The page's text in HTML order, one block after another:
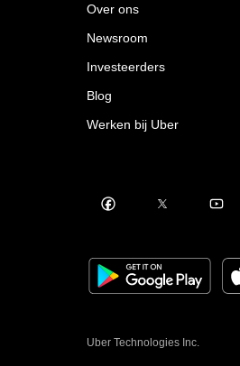
Over ons
Newsroom
Investeerders
Blog
Werken bij Uber
Uber Technologies Inc.